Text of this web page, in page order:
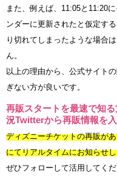
また、例えば、11:05と11:20
ンダーに更新されたと仮定す
り切れてしまったような場合
ん。
以上の理由から、公式サイト
ぎない方が良いです。
再販スタートを最速で知
況Twitterから再販情報を
ディズニーチケットの再販が
にてリアルタイムにお知らせ
ぜひフォローして活用してくだ